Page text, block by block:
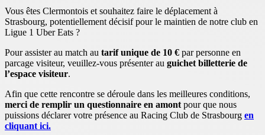
Vous êtes Clermontois et souhaitez faire le déplacement à
Strasbourg, potentiellement décisif pour le maintien de notre club en
Ligue 1 Uber Eats ?
Pour assister au match au tarif unique de 10 € par personne en
parcage visiteur, veuillez-vous présenter au guichet billetterie de
l’espace visiteur.
Afin que cette rencontre se déroule dans les meilleures conditions,
merci de remplir un questionnaire en amont pour que nous
puissions déclarer votre présence au Racing Club de Strasbourg en
cliquant ici.